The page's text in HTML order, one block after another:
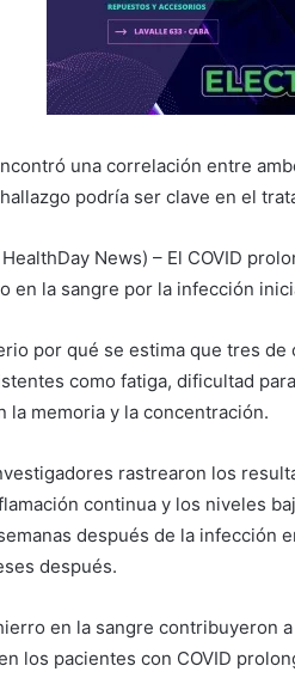
una correlación entre
podría ser clave en el
News) – El COVID
en la sangre por la infección
por qué se estima que tres de
como fatiga, dificultad
la memoria y la concentración.
rastrearon los
continua y los niveles
después de la infección
después.
en la sangre contribuyeron
los pacientes con COVID